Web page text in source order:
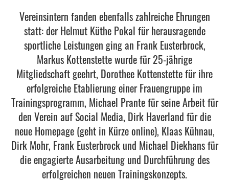
Vereinsintern fanden ebenfalls zahlreiche Ehrungen
statt: der Helmut Küthe Pokal für herausragende
sportliche Leistungen ging an Frank Eusterbrock,
Markus Kottenstette wurde für 25-jährige
Mitgliedschaft geehrt, Dorothee Kottenstette für ihre
erfolgreiche Etablierung einer Frauengruppe im
Trainingsprogramm, Michael Prante für seine Arbeit für
den Verein auf Social Media, Dirk Haverland für die
neue Homepage (geht in Kürze online), Klaas Kühnau,
Dirk Mohr, Frank Eusterbrock und Michael Diekhans für
die engagierte Ausarbeitung und Durchführung des
erfolgreichen neuen Trainingskonzepts.